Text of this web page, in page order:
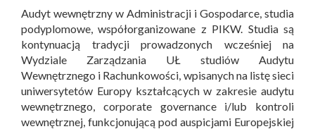
Audyt wewnętrzny w Administracji i Gospodarce, studia
podyplomowe, współorganizowane z PIKW. Studia są
kontynuacją tradycji prowadzonych wcześniej na
Wydziale Zarządzania UŁ studiów Audytu
Wewnętrznego i Rachunkowości, wpisanych na listę sieci
uniwersytetów Europy kształcących w zakresie audytu
wewnętrznego, corporate governance i/lub kontroli
wewnętrznej, funkcjonującą pod auspicjami Europejskiej